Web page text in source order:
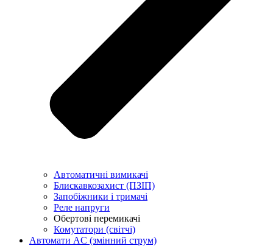
Автоматичні вимикачі
Блискавкозахист (ПЗІП)
Запобіжники і тримачі
Реле напруги
Обертові перемикачі
Комутатори (світчі)
Автомати AC (змінний струм)